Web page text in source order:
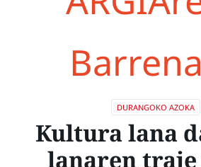
DURANGOKO AZOKA
Kultura lana
lanaren